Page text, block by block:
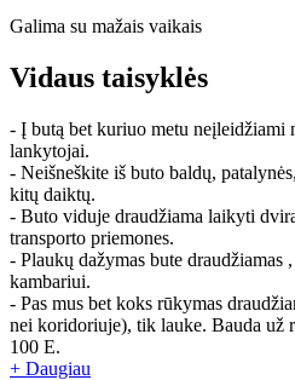
Galima su mažais vaikais
Vidaus taisyklės
- Į butą bet kuriuo metu neįleidžiami
lankytojai.
- Neišneškite iš buto baldų,
kitų daiktų.
- Buto viduje draudžiama laikyti
transporto priemones.
- Plaukų dažymas bute draudžiamas
kambariui.
- Pas mus bet koks rūkymas
nei koridoriuje), tik lauke. Bauda už
100 E.
+ Daugiau